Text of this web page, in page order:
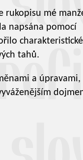
rukopisu mé
napsána pomocí
charakteristické
tahů.
a úpravami,